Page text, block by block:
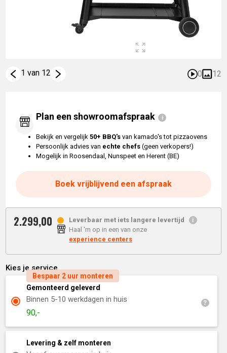
1 van 12 0 12
2.299,00
Leverbaar met iets langere levertijd
Haal 'm op in een van onze
experience centers
Kies je service
Gemonteerd geleverd
Binnen 5-10 werkdagen in huis
90,-
Bespaar 2 uur monteren
Levering & zelf monteren
Plan een showroomafspraak
Bekijk en vergelijk50+ BBQ's van kamado's tot pizzaovens
Persoonlijk advies van echte chefs (geen verkopers!)
Mogelijk in Roosendaal, Nunspeet en Herent (BE)
Boek vrijblijvend een afspraak